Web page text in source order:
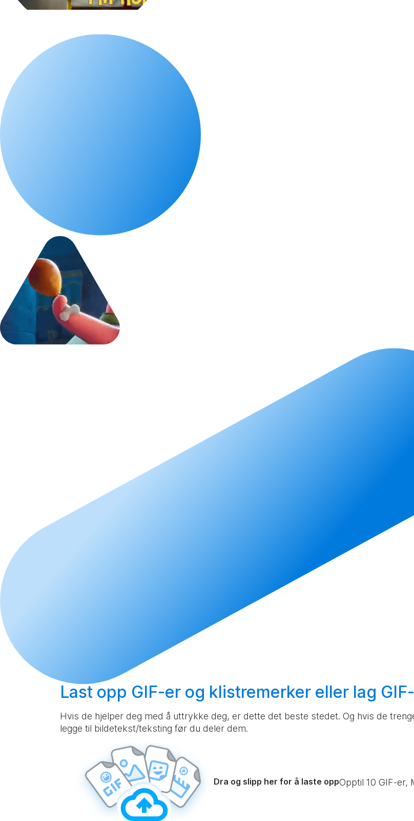
Last opp GIF-er og klistremerker eller lag
Hvis de hjelper deg med å uttrykke deg, er dette det beste stedet. Og hvis de
legge til bildetekst/teksting før du deler dem.
Dra og slipp her for å laste oppOpptil 10 GIF-er,